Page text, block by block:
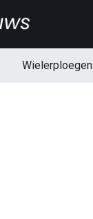
Wielerploegen